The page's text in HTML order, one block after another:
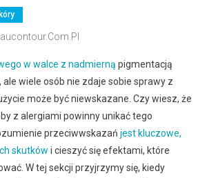
w walce z nadmierną pigmentacją
wiele osób nie zdaje sobie sprawy z
może być niewskazane. Czy wiesz, że
z alergiami powinny unikać tego
przeciwwskazań jest kluczowe,
skutków i cieszyć się efektami, które
W tej sekcji przyjrzymy się, kiedy